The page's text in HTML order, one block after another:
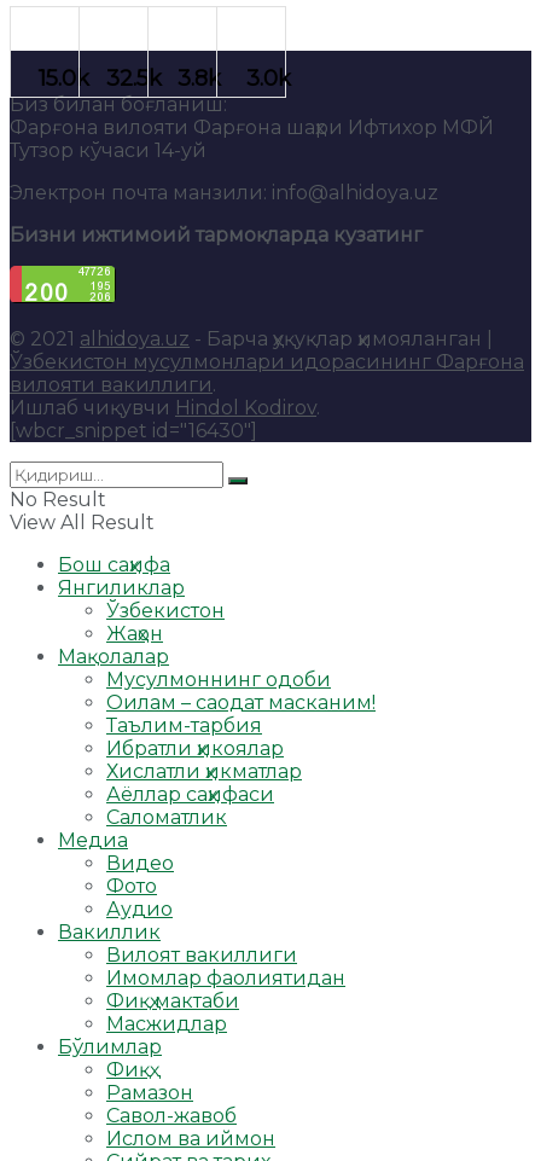
Биз билан боғланиш:
Фарғона вилояти Фарғона шаҳри Ифтихор МФЙ
Тутзор кўчаси 14-уй
Электрон почта манзили: info@alhidoya.uz
Бизни ижтимоий тармоқларда кузатинг
© 2021 alhidoya.uz - Барча ҳуқуқлар ҳимояланган |
Ўзбекистон мусулмонлари идорасининг Фарғона
вилояти вакиллиги.
Ишлаб чиқувчи Hindol Kodirov.
[wbcr_snippet id="16430"]
No Result
View All Result
Бош саҳифа
Янгиликлар
Ўзбекистон
Жаҳон
Мақолалар
Мусулмоннинг одоби
Оилам – саодат масканим!
Таълим-тарбия
Ибратли ҳикоялар
Хислатли ҳикматлар
Аёллар саҳифаси
Саломатлик
Медиа
Видео
Фото
Аудио
Вакиллик
Вилоят вакиллиги
Имомлар фаолиятидан
Фиқҳ мактаби
Масжидлар
Бўлимлар
Фиқҳ
Рамазон
Савол-жавоб
Ислом ва иймон